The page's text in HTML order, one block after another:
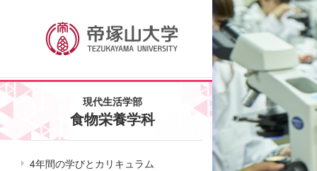
現代生活学部
食物栄養学科
4年間の学びとカリキュラム